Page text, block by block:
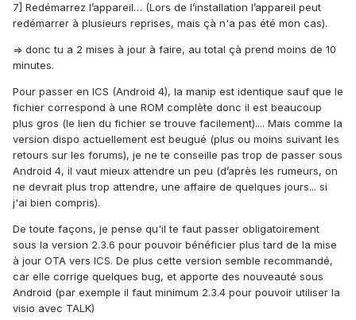
7] Redémarrez l’appareil… (Lors de l’installation l’appareil peut
redémarrer à plusieurs reprises, mais çà n'a pas été mon cas).
=> donc tu a 2 mises à jour à faire, au total çà prend moins de 10
minutes.
Pour passer en ICS (Android 4), la manip est identique sauf que le
fichier correspond à une ROM complète donc il est beaucoup
plus gros (le lien du fichier se trouve facilement).... Mais comme la
version dispo actuellement est beugué (plus ou moins suivant les
retours sur les forums), je ne te conseille pas trop de passer sous
Android 4, il vaut mieux attendre un peu (d’après les rumeurs, on
ne devrait plus trop attendre, une affaire de quelques jours... si
j'ai bien compris).
De toute façons, je pense qu'il te faut passer obligatoirement
sous la version 2.3.6 pour pouvoir bénéficier plus tard de la mise
à jour OTA vers ICS. De plus cette version semble recommandé,
car elle corrige quelques bug, et apporte des nouveauté sous
Android (par exemple il faut minimum 2.3.4 pour pouvoir utiliser la
visio avec TALK)